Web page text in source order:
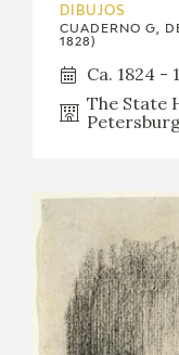
DIBUJOS
CUADERNO G,
1828)
Ca. 1824 -
The State